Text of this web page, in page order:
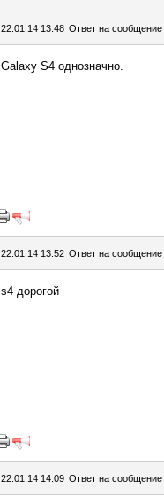
22.01.14 13:48 Ответ на сообщение
Galaxy S4 однозначно.
22.01.14 13:52 Ответ на сообщение
s4 дорогой
22.01.14 14:09 Ответ на сообщение